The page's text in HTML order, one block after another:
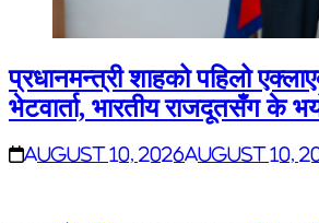
प्रधानमन्त्री शाहको पहिलो
भेटवार्ता, भारतीय राजदूतसँग के
August 10, 2026August 10,